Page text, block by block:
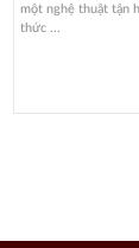
một nghệ thuật tận
thức ...